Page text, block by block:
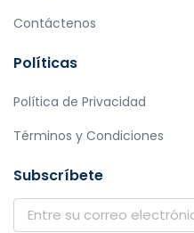
Contáctenos
Políticas
Política de Privacidad
Términos y Condiciones
Subscríbete